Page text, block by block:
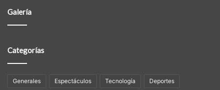
Galería
Categorías
Generales Espectáculos Tecnologí­a Deportes